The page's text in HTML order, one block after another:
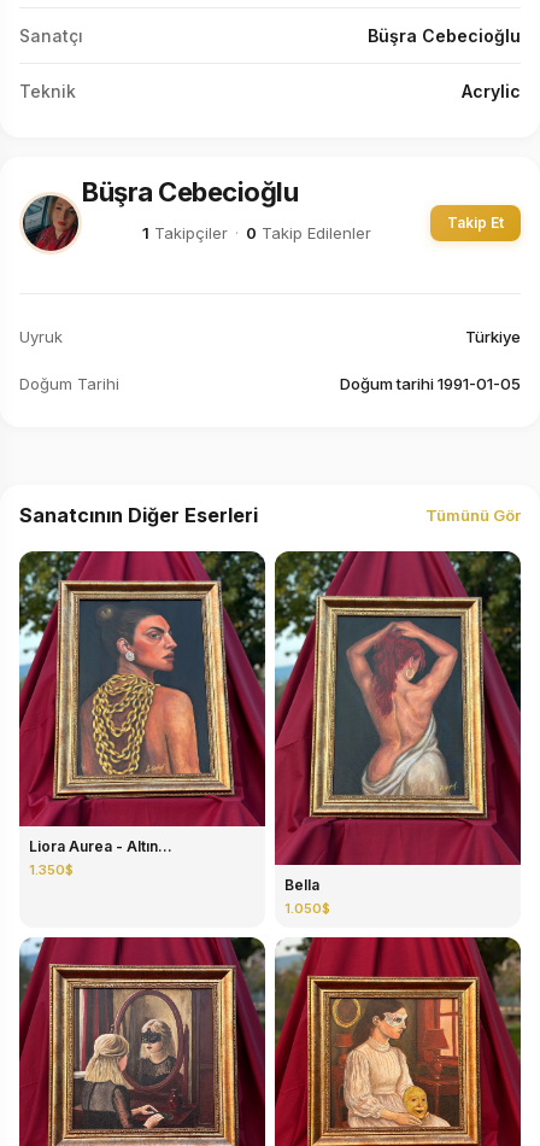
Sanatçı Büşra Cebecioğlu
Teknik Acrylic
Büşra Cebecioğlu
1 Takipçiler · 0 Takip Edilenler
Takip Et
Uyruk Türkiye
Doğum Tarihi Doğum tarihi 1991-01-05
Sanatcının Diğer Eserleri Tümünü Gör
Liora Aurea - Altın...
1.350$
Bella
1.050$